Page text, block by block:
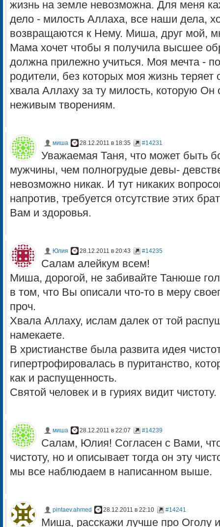
жизнь на земле невозможна. Для меня
дело - милость Аллаха, все наши дела,
возвращаются к Нему. Миша, друг мой,
Мама хочет чтобы я получила высшее
должна прилежно учиться. Моя мечта -
родители, без которых моя жизнь
хвала Аллаху за ту милость, которую
неживым творениям.
миша 28.12.2011 в 18:35 #14231
Уважаемая Таня, что может быть
мужчины, чем полногрудые девы-
невозможно никак. И тут никаких
напротив, требуется отсутствие этих
Вам и здоровья.
Юлия 28.12.2011 в 20:43 #14235
Салам алейкум всем!
Миша, дорогой, не забивайте Танюше
в том, что Вы описали что-то в меру
проч.
Хвала Аллаху, ислам далек от той
намекаете.
В христианстве была развита идея
гипертрофировалась в пуританство,
как и распущенность.
Святой человек и в гуриях видит чистоту.
миша 28.12.2011 в 22:07 #14239
Салам, Юлия! Согласен с Вами,
чистоту, но и описывает тогда он эту
мы все наблюдаем в написанном выше.
pintaev.ahmed 28.12.2011 в 22:10 #14241
Миша, расскажи лучше про Оголу